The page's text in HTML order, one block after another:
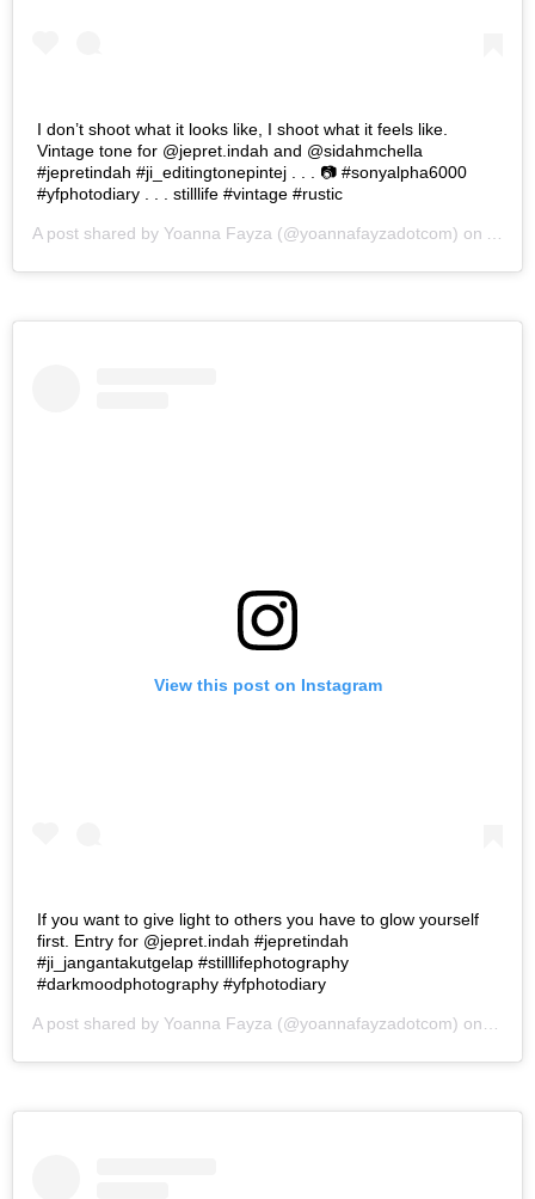
I don’t shoot what it looks like, I shoot what it feels like.
Vintage tone for @jepret.indah and @sidahmchella
#jepretindah #ji_editingtonepintej . . . 📷 #sonyalpha6000
#yfphotodiary . . . stilllife #vintage #rustic
A post shared by Yoanna Fayza (@yoannafayzadotcom) on
View this post on Instagram
If you want to give light to others you have to glow yourself
first. Entry for @jepret.indah #jepretindah
#ji_jangantakutgelap #stilllifephotography
#darkmoodphotography #yfphotodiary
A post shared by Yoanna Fayza (@yoannafayzadotcom) on May